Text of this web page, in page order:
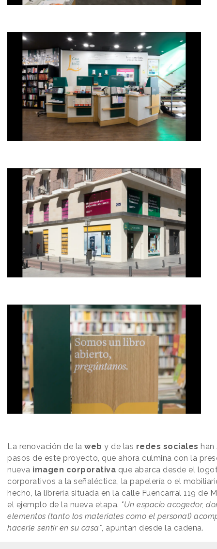
La renovación de la web y de las redes sociales
pasos de este proyecto, que ahora culmina con la
nueva imagen corporativa que abarca desde el
corporativos a la señaléctica, la papelería o el
hecho, la librería situada en la calle Fuencarral 119 de
el ejemplo de la nueva etapa. "Un espacio acogedor,
elementos (tanto los materiales como el personal)
hacerle sentir en su casa", apuntan desde la cadena.